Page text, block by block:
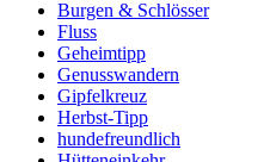
Burgen & Schlösser
Fluss
Geheimtipp
Genusswandern
Gipfelkreuz
Herbst-Tipp
hundefreundlich